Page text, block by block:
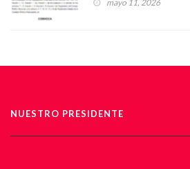
mayo 11, 2026
NUESTRO PRESIDENTE